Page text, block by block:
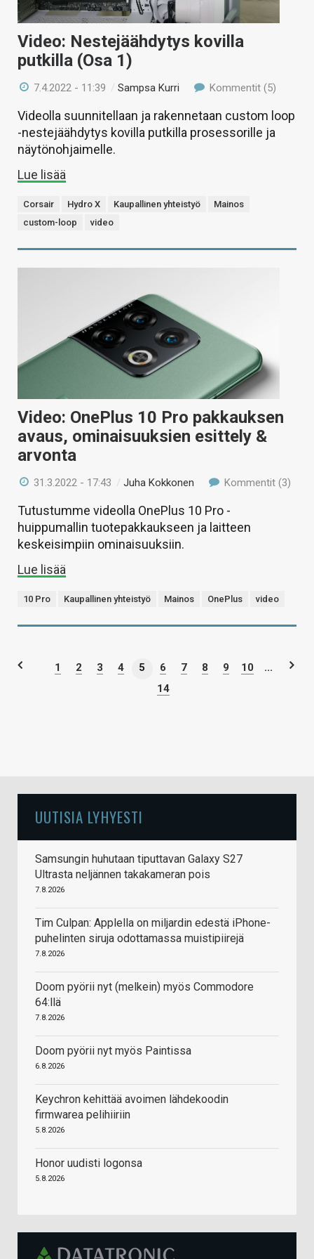
Video: Nestejäähdytys kovilla
putkilla (Osa 1)
7.4.2022 - 11:39 /Sampsa Kurri Kommentit (5)
Videolla suunnitellaan ja rakennetaan custom loop
-nestejäähdytys kovilla putkilla prosessorille ja
näytönohjaimelle.
Lue lisää
Corsair Hydro X Kaupallinen yhteistyö
Mainos
custom-loop
video
Video: OnePlus 10 Pro pakkauksen
avaus, ominaisuuksien esittely &
arvonta
31.3.2022 - 17:43 /Juha Kokkonen Kommentit (3)
Tutustumme videolla OnePlus 10 Pro -
huippumallin tuotepakkaukseen ja laitteen
keskeisimpiin ominaisuuksiin.
Lue lisää
10 Pro Kaupallinen yhteistyö Mainos OnePlus video
1 2 3 4 5 6 7 8 9 10
...
14
UUTISIA LYHYESTI
Samsungin huhutaan tiputtavan Galaxy S27
Ultrasta neljännen takakameran pois
7.8.2026
Tim Culpan: Applella on miljardin edestä iPhone-
puhelinten siruja odottamassa muistipiirejä
7.8.2026
Doom pyörii nyt (melkein) myös Commodore
64:llä
7.8.2026
Doom pyörii nyt myös Paintissa
6.8.2026
Keychron kehittää avoimen lähdekoodin
firmwarea pelihiiriin
5.8.2026
Honor uudisti logonsa
5.8.2026